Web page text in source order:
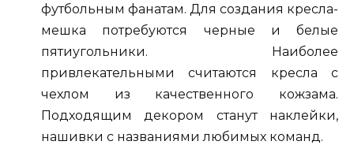
футбольным фанатам. Для создания кресла-
мешка потребуются черные и белые
пятиугольники. Наиболее
привлекательными считаются кресла с
чехлом из качественного кожзама.
Подходящим декором станут наклейки,
нашивки с названиями любимых команд.